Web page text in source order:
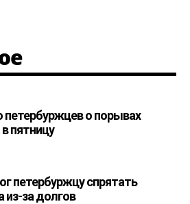
о порывах
пятницу
петербуржцу спрятать
из-за долгов